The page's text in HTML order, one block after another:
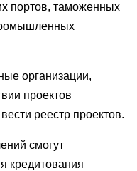
портов, таможенных
организации,
проектов
реестр проектов.
смогут
кредитования